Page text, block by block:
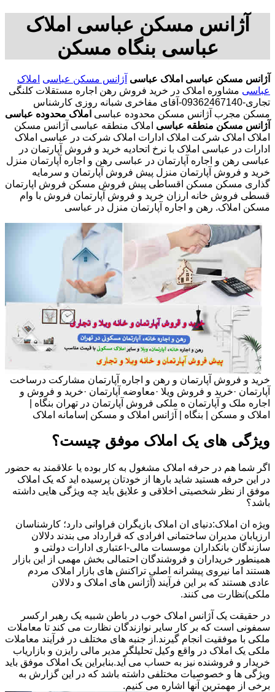
آژانس مسکن عباسی املاک
عباسی بنگاه مسکن
آژانس مسکن عباسی املاک عباسی آژانس مسکن عباسی املاک
عباسی مشاوره املاک در خرید فروش رهن اجاره مستقلات کلنگی
تجاری-09362467140-آقای مفاخری شبانه روزی کارشناس
مسکن مجرب آژانس مسکن محدوده عباسی املاک محدوده عباسی
آژانس مسکن منطقه عباسی املاک منطقه عباسی آژانس مسکن
املاک املاک شرکت املاک ادارات املاک شرکت در عباسی املاک
ادارات در عباسی املاک با نرخ اتحادیه خرید و فروش آپارتمان در
عباسی رهن و اجاره آپارتمان در عباسی رهن و اجاره آپارتمان منزل
خرید و فروش آپارتمان منزل پیش فروش آپارتمان و سرمایه
گذاری مسکن مسکن اقساطی پیش فروش مسکن فروش اپارتمان
قسطی فروش خانه ارزان خرید و فروش آپارتمان فروش با وام
مسکن املاک. رهن و اجاره آپارتمان منزل در عباسی
خرید و فروش آپارتمان و رهن و اجاره آپارتمان مشارکت درساخت
آپارتمان ·خرید و فروش ویلا ·معاوضه آپارتمان ·خرید و فروش و
اجاره ملک و آپارتمان ه ملکی فروش آپارتمان در تهران بنگاه |
املاک و مسکن | بنگاه | آژانس املاک و مسکن |سامانه املاک
ویژگی های یک املاک موفق چیست؟
اگر شما هم در حرفه املاک مشغول به کار بوده یا علاقمند به حضور
در این حرفه هستید شاید بارها از خودتان پرسیده اید که یک املاک
موفق از نظر شخصیتی اخلاقی و علایق باید چه ویژگی هایی داشته
باشد؟
ویژه ان املاک:دنیای ان املاک بازیگران فراوانی دارد؛ کارشناسان
ارزیابان مدیران ساختمانی افرادی که قرارداد می بندند دلالان
سازندگان بانکداران موسسات مالی-اعتباری ادارات دولتی و
همینطور خریداران و فروشندگان احتمالی بخش مهمی از این بازار
هستند اما نیروی پیشرانه اصلی تراکنش های بازار املاک مردم
عادی هستند که بر این فرآیند (آژانس های املاک و دلالان
ملکی)نظارت می کنند.
در حقیقت یک آژانس املاک خوب در باطن شبیه یک رهبر ارکسر
سمفونی است که بر کار سایر نوازندگان نظارت می کند تا معاملات
ملکی با موفقیت انجام گیرند.از جنبه های مختلف در فرآیند معاملات
ملکی یک املاک در واقع وکیل تحلیلگر مدیر مالی رایزن و بازاریاب
خریدار و فروشنده نیز به حساب می آید.بنابراین یک املاک موفق باید
ویژگی ها و خصوصیات مختلفی داشته باشد که در این گزارش به
برخی از مهمترین آنها اشاره می کنیم.